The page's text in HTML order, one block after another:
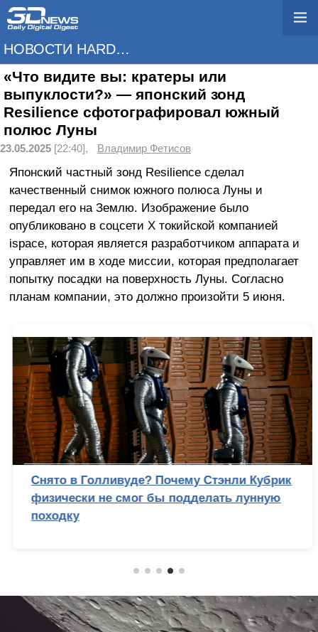
НОВОСТИ HARDWARE
«Что видите вы: кратеры или
выпуклости?» — японский зонд
Resilience сфотографировал южный
полюс Луны
23.05.2025 [22:40], Владимир Фетисов
Японский частный зонд Resilience сделал
качественный снимок южного полюса Луны и
передал его на Землю. Изображение было
опубликовано в соцсети X токийской компанией
ispace, которая является разработчиком аппарата и
управляет им в ходе миссии, которая предполагает
попытку посадки на поверхность Луны. Согласно
планам компании, это должно произойти 5 июня.
Снято в Голливуде? Почему Стэнли Кубрик
физически не смог бы подделать лунную
походку